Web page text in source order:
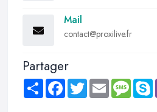
Mail
contact@proxilive.fr
Partager
Share FacebookTwitter Email